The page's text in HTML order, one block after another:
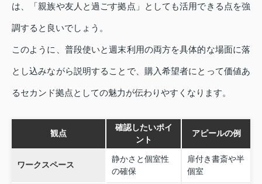
は、「親族や友人と過ごす拠点」としても活用できる点を強
調すると良いでしょう。
このように、普段使いと週末利用の両方を具体的な場面に落
とし込みながら説明することで、購入希望者にとって価値あ
るセカンド拠点としての魅力が伝わりやすくなります。
観点
確認したいポイ
ント
アピールの例
ワークスペース
静かさと個室性
の確保
扉付き書斎や半
個室